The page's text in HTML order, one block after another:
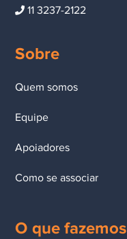
11 3237-2122
Sobre
Quem somos
Equipe
Apoiadores
Como se associar
O que fazemos